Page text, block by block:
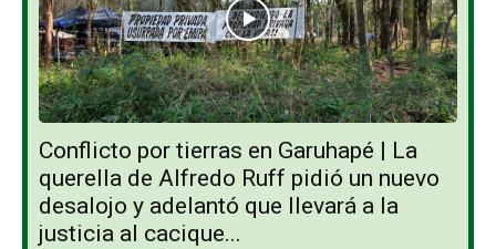
Conflicto por tierras en Garuhapé | La
querella de Alfredo Ruff pidió un nuevo
desalojo y adelantó que llevará a la
justicia al cacique...